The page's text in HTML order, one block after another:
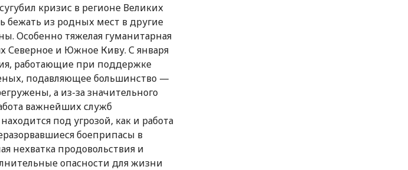
кризис в регионе Великих
из родных мест в другие
Особенно тяжелая гуманитарная
Северное и Южное Киву. С января
работающие при поддержке
подавляющее большинство —
а из-за значительного
важнейших служб
под угрозой, как и работа
боеприпасы в
нехватка продовольствия и
опасности для жизни